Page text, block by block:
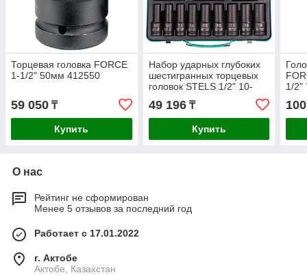
Торцевая головка FORCE
1-1/2" 50мм 412550
59 050 ₸
Купить
Набор ударных глубоких
шестигранных торцевых
головок STELS 1/2" 10-
24мм 12шт. 13998
49 196₸
Купить
1/2"
О нас
Рейтинг не сформирован
Менее 5 отзывов за последний год
Работает с 17.01.2022
г. Актобе
Актобе, Казахстан